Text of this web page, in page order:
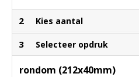
2 Kies aantal
3 Selecteer opdruk
rondom (212x40mm)